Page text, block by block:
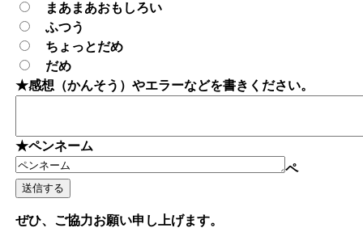
まあまあおもしろい
ふつう
ちょっとだめ
だめ
★感想（かんそう）やエラーなどを書きください。
★ペンネーム
ペ
ぜひ、ご協力お願い申し上げます。